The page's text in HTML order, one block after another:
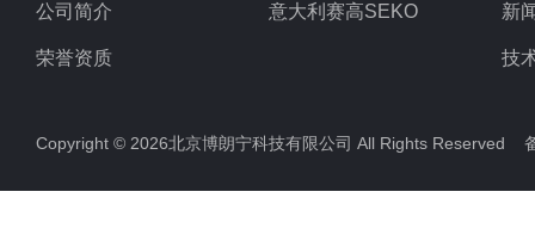
公司简介
荣誉资质
意大利赛高SEKO 新
技
Copyright © 2026北京博朗宁科技有限公司 All Rights Reserved